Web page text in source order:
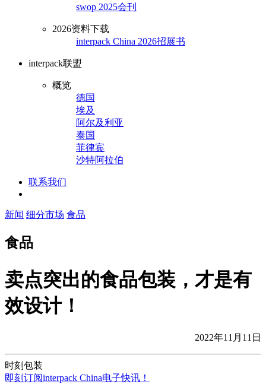
swop 2025会刊
2026资料下载
interpack China 2026招展书
interpack联盟
概览
德国
埃及
阿尔及利亚
泰国
菲律宾
沙特阿拉伯
联系我们
新闻 细分市场 食品
食品
卖点突出的食品包装，才是有
效设计！
2022年11月11日
时刻包装
即刻订阅interpack China电子快讯！